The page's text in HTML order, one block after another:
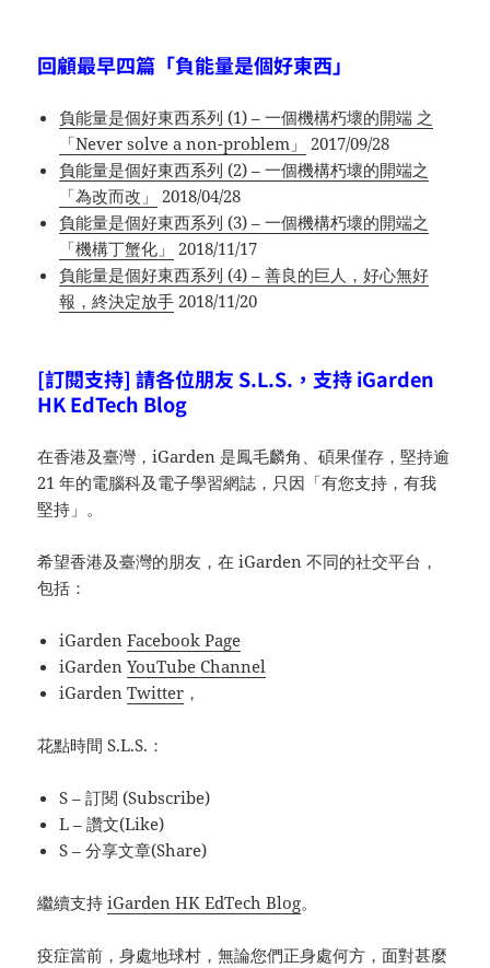
回顧最早四篇「負能量是個好東西」
負能量是個好東西系列 (1) – 一個機構朽壞的開端 之
「Never solve a non-problem」
2017/09/28
負能量是個好東西系列 (2) – 一個機構朽壞的開端之
「為改而改」
2018/04/28
負能量是個好東西系列 (3) – 一個機構朽壞的開端之
「機構丁蟹化」
2018/11/17
負能量是個好東西系列 (4) – 善良的巨人，好心無好
報，終決定放手 2018/11/20
[訂閱支持] 請各位朋友 S.L.S.，支持 iGarden
HK EdTech Blog
在香港及臺灣，iGarden 是鳳毛麟角、碩果僅存，堅持逾
21 年的電腦科及電子學習網誌，只因「有您支持，有我
堅持」。
希望香港及臺灣的朋友，在 iGarden 不同的社交平台，
包括：
iGardenFacebook Page
iGardenYouTube Channel
iGardenTwitter ，
花點時間 S.L.S.：
S – 訂閱 (Subscribe)
L – 讚文(Like)
S – 分享文章(Share)
繼續支持iGarden HK EdTech Blog。
疫症當前，身處地球村，無論您們正身處何方，面對甚麼